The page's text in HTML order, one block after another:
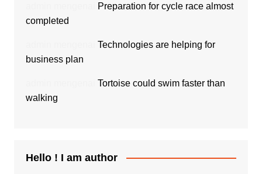
Preparation for cycle race almost
completed
Technologies are helping for
business plan
Tortoise could swim faster than
walking
Hello ! I am author